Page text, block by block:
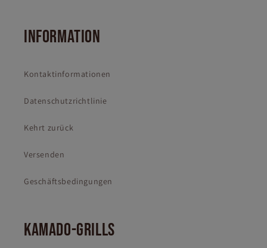
INFORMATION
Kontaktinformationen
Datenschutzrichtlinie
Kehrt zurück
Versenden
Geschäftsbedingungen
KAMADO-GRILLS